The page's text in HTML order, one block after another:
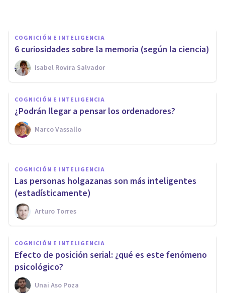
COGNICIÓN E INTELIGENCIA
6 curiosidades sobre la memoria (según la ciencia)
Isabel Rovira Salvador
COGNICIÓN E INTELIGENCIA
¿Podrán llegar a pensar los ordenadores?
Marco Vassallo
COGNICIÓN E INTELIGENCIA
La Inteligencia de los Elefantes
Lucía Gómez
COGNICIÓN E INTELIGENCIA
Las personas holgazanas son más inteligentes
(estadísticamente)
Arturo Torres
COGNICIÓN E INTELIGENCIA
Efecto de posición serial: ¿qué es este fenómeno
psicológico?
Unai Aso Poza